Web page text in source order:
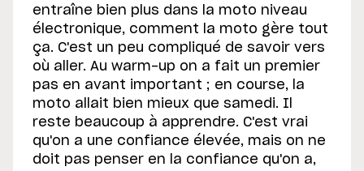
entraîne bien plus dans la moto niveau
électronique, comment la moto gère tout
ça. C'est un peu compliqué de savoir vers
où aller. Au warm-up on a fait un premier
pas en avant important ; en course, la
moto allait bien mieux que samedi. Il
reste beaucoup à apprendre. C'est vrai
qu'on a une confiance élevée, mais on ne
doit pas penser en la confiance qu'on a,